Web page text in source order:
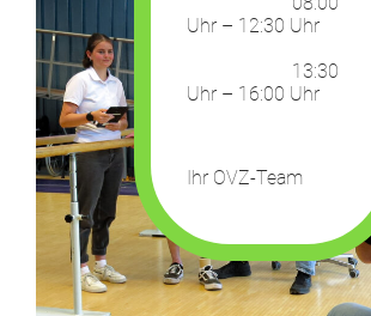
Uhr – 12:30 Uhr
13:30
Uhr – 16:00 Uhr
Ihr OVZ-Team